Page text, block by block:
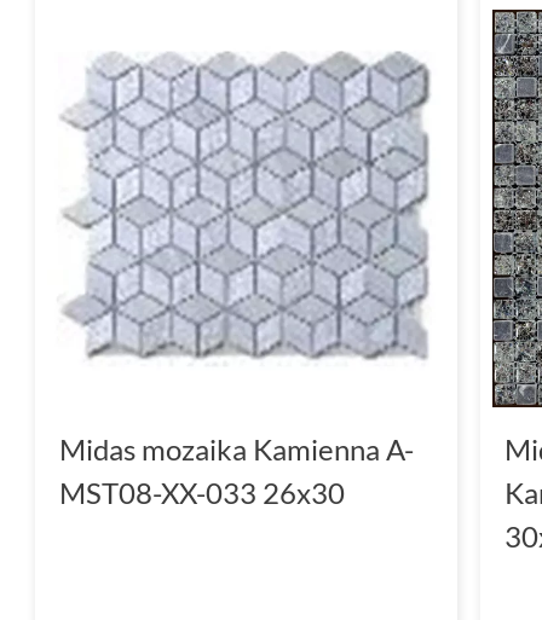
Midas mozaika Kamienna A-
MST08-XX-033 26x30